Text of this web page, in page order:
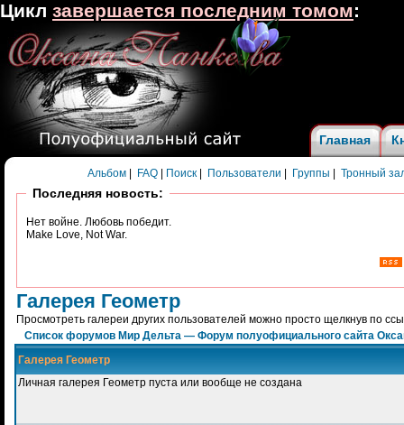
Главная
Альбом FAQ Поиск Пользователи Группы Тронный
Последняя новость:
Нет войне. Любовь победит.
Make Love, Not War.
Галерея Геометр
Просмотреть галереи других пользователей можно просто щелкнув по
Список форумов Мир Дельта — Форум полуофициального сайта
Галерея Геометр
Личная галерея Геометр пуста или вообще не создана
Цикл завершается последним томом: